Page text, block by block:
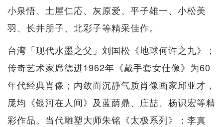
小泉悟、土屋仁応、灰原爱、平子雄一、小松美
羽、长井朋子、北彩子等精采佳作。
台湾「现代水墨之父」刘国松《地球何许之九》；
传奇艺术家席德进1962年《戴手套女仕像》为60
年代经典肖像；内敛而沉静气质肖像画家邱亚才，
厐均《银河在人间》及蓝荫鼎、庄喆、杨识宏等精
彩作品。当代雕塑大师朱铭《太极系列》；李真